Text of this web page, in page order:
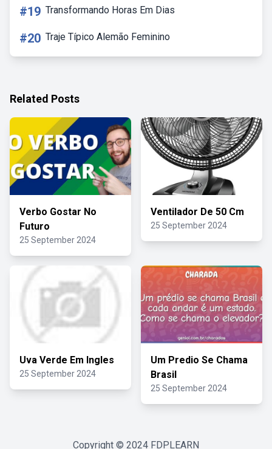
#19 Transformando Horas Em Dias
#20 Traje Típico Alemão Feminino
Related Posts
Verbo Gostar No
Futuro
25 September 2024
Ventilador De 50 Cm
25 September 2024
Uva Verde Em Ingles
25 September 2024
Um Predio Se Chama
Brasil
25 September 2024
Copyright © 2024 FDPLEARN